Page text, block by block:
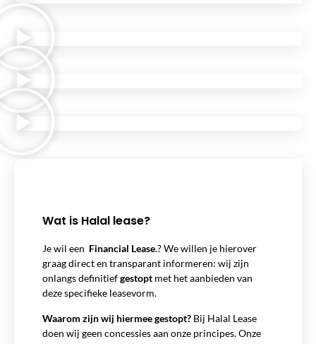
Wat is Halal lease?
Je wil een Financial Lease.? We willen je hierover
graag direct en transparant informeren: wij zijn
onlangs definitiefgestopt met het aanbieden van
deze specifieke leasevorm.
Waarom zijn wij hiermee gestopt? Bij Halal Lease
doen wij geen concessies aan onze principes. Onze